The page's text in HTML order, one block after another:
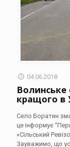
04.06.2018
Волинське
кращого в
Село Боратин
це інформує
«Сільський
Зауважимо, що